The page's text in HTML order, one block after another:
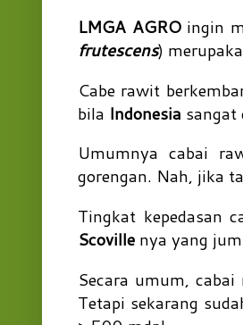
LMGA AGROingin
frutescens)
Cabe rawit
bila Indonesia sangat
Umumnya cabai
gorengan. Nah, jika
Tingkat kepedasan
Scoville nya yang
Secara umum,
Tetapi sekarang